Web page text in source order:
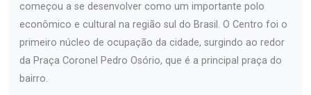
começou a se desenvolver como um importante polo
econômico e cultural na região sul do Brasil. O Centro foi o
primeiro núcleo de ocupação da cidade, surgindo ao redor
da Praça Coronel Pedro Osório, que é a principal praça do
bairro.